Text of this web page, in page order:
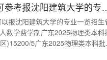
2026高考广东物
报沈阳建筑大学的专业一览招生
数学费学制广东2025物理类本科
)15200/5广东2025物理类本科
类本科批工程造价(主校